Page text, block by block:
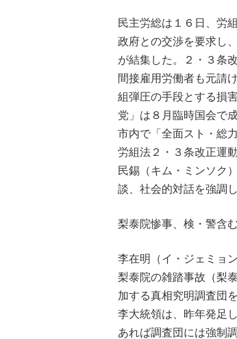
民主労総は１６日、労
政府との交渉を要求し
が結集した。２・３条
間接雇用労働者も元請
組弾圧の手段とする損
党」は８月臨時国会で
市内で「全面スト・総
労組法２・３条改正運
民錫（キム・ミンソク
談、社会的対話を強調し
梨泰院惨事、検・警含
李在明（イ・ジェミョ
梨泰院の雑踏事故（梨
加する真相究明調査団
李大統領は、昨年発足
あれば調査団には強制